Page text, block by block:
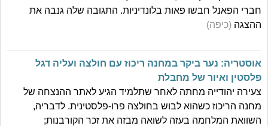
חברי הפאנל חבשו פאות בלונדיניות. התגובה שלה גנבה את
ההצגה (כיפה)
אוסטריה: נער ביקר במחנה ריכוז עם חולצה ועליה דגל
פלסטין ואיור של מחבלת
צעירה יהודייה מחתה לאחר שתלמיד הגיע לאתר ההנצחה של
מחנה הריכוז כשהוא לבוש בחולצה פרו-פלסטינית. לדבריה,
השוואת המלחמה בעזה לשואה מבזה את זכר הקורבנות;